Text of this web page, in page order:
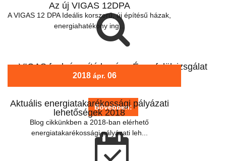
VIGAS faelgázosító kazán - Éves felülvizsgálat
Végeztesse éves felülvizsgálatát velünk!
Bővebben:
Az új VIGAS 12DPA
A VIGAS 12 DPA Ideális korszerű, új építésű házak,
energiahatékony ing...
2018 ápr. 06
Aktuális energiatakarékossági pályázati
lehetőségek 2018
Blog cikkünkben a 2018-ban elérhető
energiatakarékossági pályázati leh...